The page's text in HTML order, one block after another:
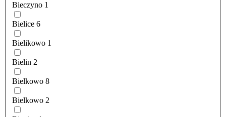
Bieczyno 1
Bielice 6
Bielikowo 1
Bielin 2
Bielkowo 8
Bielkowo 2